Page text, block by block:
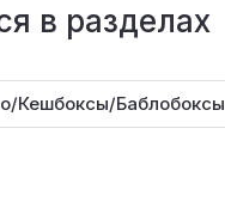
в разделах
Кешбоксы/Баблобоксы